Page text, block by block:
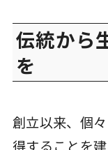
伝統から
を
創立以来、個
得することを